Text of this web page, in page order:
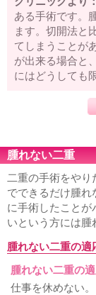
ある手術です。
ます。切開法と
てしまうことが
が出来る場合と
にはどうしても
腫れない二重
二重の手術をやり
でできるだけ腫
に手術したことが
いという方には腫
腫れない二重の適
腫れない二重の
仕事を休めない。